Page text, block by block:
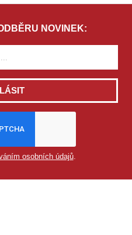
NOVINEK:
osobních údajů.